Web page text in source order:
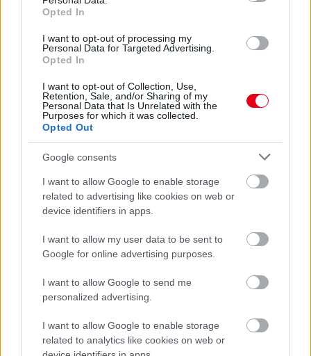
Opted In
I want to opt-out of processing my
Personal Data for Targeted Advertising.
Opted In
I want to opt-out of Collection, Use,
Retention, Sale, and/or Sharing of my
Personal Data that Is Unrelated with the
Purposes for which it was collected.
Opted Out
Google consents
I want to allow Google to enable storage
related to advertising like cookies on web or
device identifiers in apps.
I want to allow my user data to be sent to
Google for online advertising purposes.
I want to allow Google to send me
personalized advertising.
I want to allow Google to enable storage
related to analytics like cookies on web or
körrekordon
10 órája
Sajtó: Az Aston Martintól érkezik Lambiase utódja a Red
Bullhoz?